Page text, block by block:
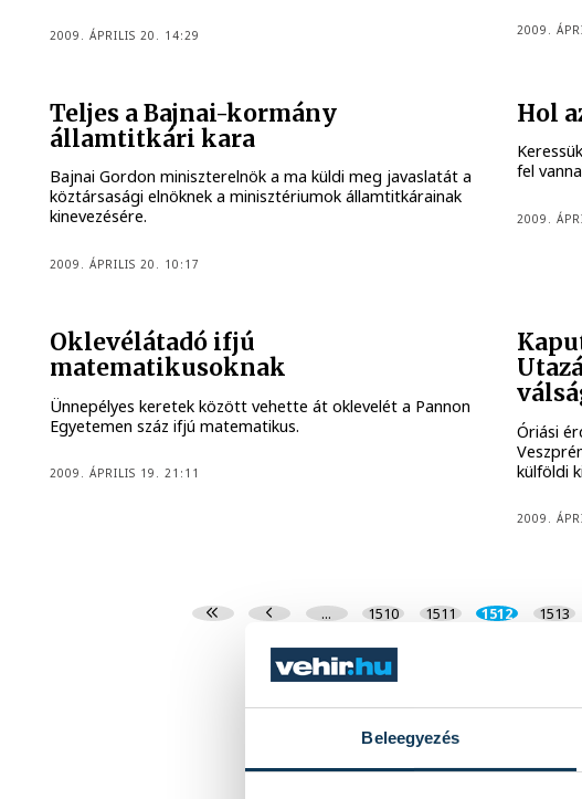
Beleegyezés
2009. ÁPRILIS 20. 14:29 2009.
Teljes a Bajnai-kormány
államtitkári kara
Bajnai Gordon miniszterelnök a ma küldi meg javaslatát a
köztársasági elnöknek a minisztériumok államtitkárainak
kinevezésére.
2009. ÁPRILIS 20. 10:17
Hol
fel
2009.
Oklevélátadó ifjú
matematikusoknak
Ünnepélyes keretek között vehette át oklevelét a Pannon
Egyetemen száz ifjú matematikus.
2009. ÁPRILIS 19. 21:11
Óriási
külföldi
2009.
... 1510 1511 1512 1513